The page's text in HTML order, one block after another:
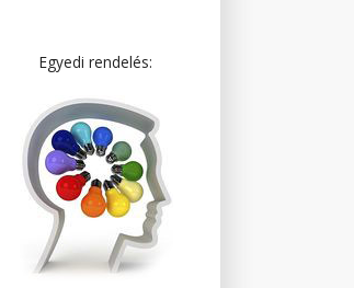
Egyedi rendelés: